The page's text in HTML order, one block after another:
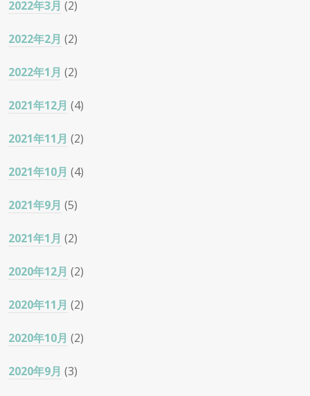
2022年3月 (2)
2022年2月 (2)
2022年1月 (2)
2021年12月 (4)
2021年11月 (2)
2021年10月 (4)
2021年9月 (5)
2021年1月 (2)
2020年12月 (2)
2020年11月 (2)
2020年10月 (2)
2020年9月 (3)